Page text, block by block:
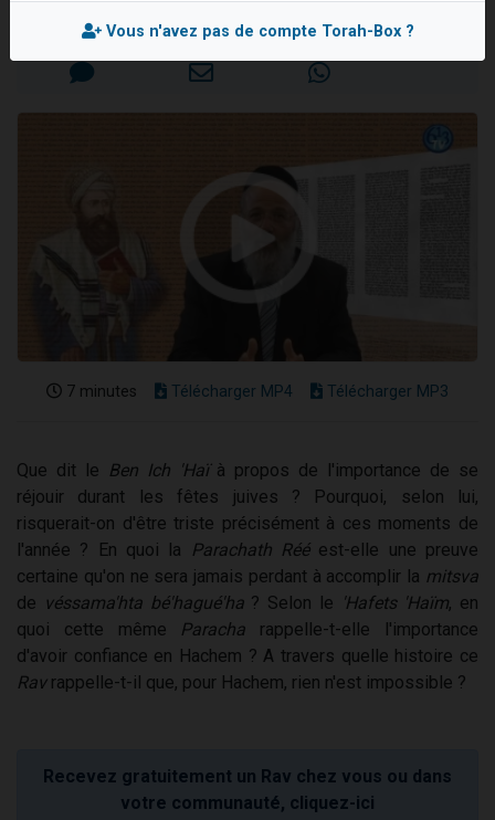
Il reste 49 places pour étudier en groupe sur Zoom
12 nouvelles musiques dans Torah-Box Music
2 personnes viennent de nous rejoindre sur WhatsApp
Mis en ligne le Vendredi 10 Août 2018
7 minutes Télécharger MP4 Télécharger MP3
Que dit le Ben Ich 'Haïà propos de l'importance de se
réjouir durant les fêtes juives ? Pourquoi, selon lui,
risquerait-on d'être triste précisément à ces moments de
l'année ? En quoi la
Parachath Rééest-elle une preuve
certaine qu'on ne sera jamais perdant à accomplir la mitsva
de véssama'hta bé'hagué'ha? Selon le 'Hafets 'Haïm, en
quoi cette même Paracha rappelle-t-elle l'importance
d'avoir confiance en Hachem ? A travers quelle histoire ce
Ravrappelle-t-il que, pour Hachem, rien n'est impossible ?
Recevez gratuitement un Rav chez vous ou dans
votre communauté, cliquez-ici
Vous n'avez pas de compte Torah-Box ?